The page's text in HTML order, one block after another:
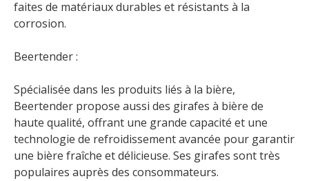
faites de matériaux durables et résistants à la
corrosion.
Beertender :
Spécialisée dans les produits liés à la bière,
Beertender propose aussi des girafes à bière de
haute qualité, offrant une grande capacité et une
technologie de refroidissement avancée pour garantir
une bière fraîche et délicieuse. Ses girafes sont très
populaires auprès des consommateurs.